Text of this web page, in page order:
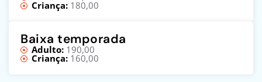
Criança: 180,00
Baixa temporada
Adulto: 190,00
Criança: 160,00